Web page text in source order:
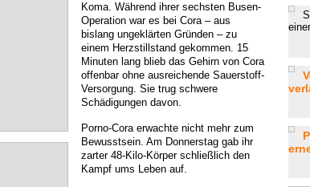
Koma. Während ihrer sechsten Busen-
Operation war es bei Cora – aus
bislang ungeklärten Gründen – zu
einem Herzstillstand gekommen. 15
Minuten lang blieb das Gehirn von Cora
offenbar ohne ausreichende Sauerstoff-
Versorgung. Sie trug schwere
Schädigungen davon.
Porno-Cora erwachte nicht mehr zum
Bewusstsein. Am Donnerstag gab ihr
zarter 48-Kilo-Körper schließlich den
Kampf ums Leben auf.